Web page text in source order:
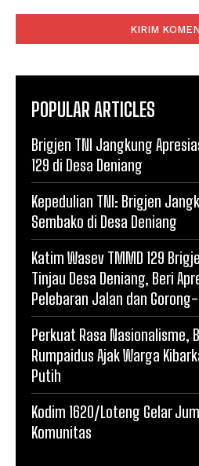
POPULAR ARTICLES
Brigjen TNI Jangkung
129 di Desa Deniang
Kepedulian TNI: Brigjen
Sembako di Desa Deniang
Katim Wasev TMMD 129
Tinjau Desa Deniang, Beri
Pelebaran Jalan dan
Perkuat Rasa Nasionalisme,
Rumpaidus Ajak Warga
Putih
Kodim 1620/Loteng Gelar
Komunitas